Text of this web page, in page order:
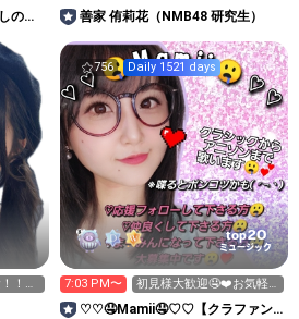
のお
✖️NMB11期生
善家 侑莉花（NMB48 研究生）
！あ
756 Daily 1521 days
top20
ミュージック
7:03 PM〜
初見様大歓迎🤤❤️お気軽ﾌ
ｫﾛｰｺﾒ下さい🤤❤️
♡♡🤤Mamii🤤♡♡【クラファン